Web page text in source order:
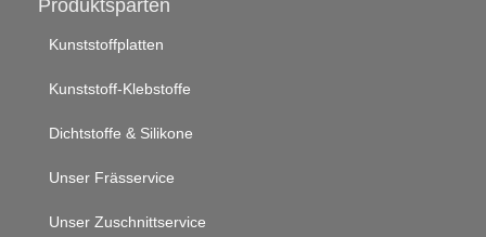
Produktsparten
Kunststoffplatten
Kunststoff-Klebstoffe
Dichtstoffe & Silikone
Unser Frässervice
Unser Zuschnittservice